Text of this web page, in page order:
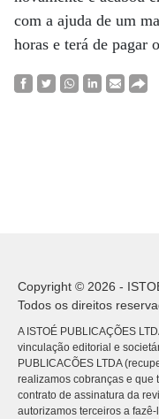
com a ajuda de um
horas e terá de pagar
Copyright © 2026 -
Todos os direitos
A ISTOÉ PUBLICAÇÕES
vinculação editorial e
PUBLICACÕES LTDA
realizamos cobranças e que
contrato de assinatura da
autorizamos terceiros a